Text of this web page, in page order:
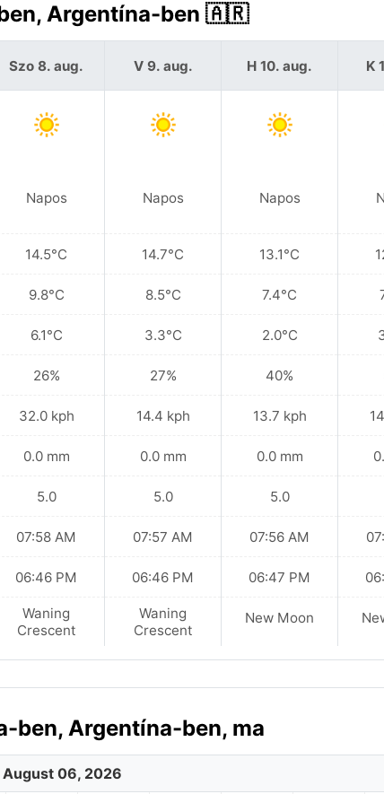
Argentína-ben 🇦🇷
Szo 8. aug.
Napos
14.5°C
9.8°C
6.1°C
26%
32.0 kph
0.0 mm
5.0
07:58 AM
06:46 PM
Waning
Crescent
V 9. aug.
Napos
14.7°C
8.5°C
3.3°C
27%
14.4 kph
0.0 mm
5.0
07:57 AM
06:46 PM
Waning
Crescent
H 10. aug.
Napos
13.1°C
7.4°C
2.0°C
40%
13.7 kph
0.0 mm
5.0
07:56 AM
06:47 PM
New Moon
K
ben, Argentína-ben, ma
August 06, 2026